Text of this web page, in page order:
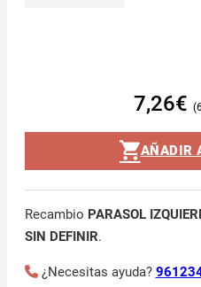
7,26€
AÑADIR
Recambio PARASOL
SIN DEFINIR.
¿Necesitas ayuda?